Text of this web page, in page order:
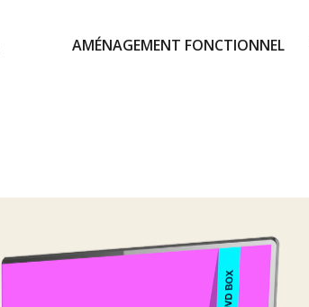
AMÉNAGEMENT FONCTIONNEL